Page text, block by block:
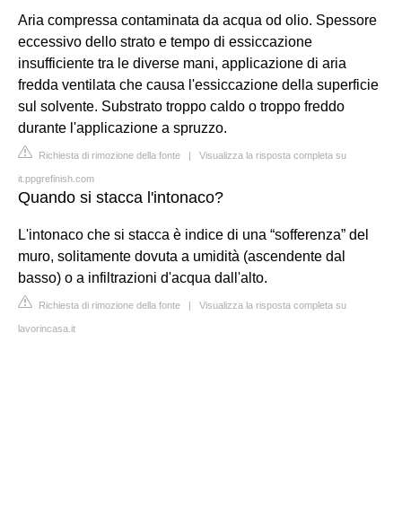
Aria compressa contaminata da acqua od olio. Spessore
eccessivo dello strato e tempo di essiccazione
insufficiente tra le diverse mani, applicazione di aria
fredda ventilata che causa l'essiccazione della superficie
sul solvente. Substrato troppo caldo o troppo freddo
durante l'applicazione a spruzzo.
Richiesta di rimozione della fonte | Visualizza la risposta completa su
it.ppgrefinish.com
Quando si stacca l'intonaco?
L'intonaco che si stacca è indice di una “sofferenza” del
muro, solitamente dovuta a umidità (ascendente dal
basso) o a infiltrazioni d'acqua dall'alto.
Richiesta di rimozione della fonte | Visualizza la risposta completa su
lavorincasa.it